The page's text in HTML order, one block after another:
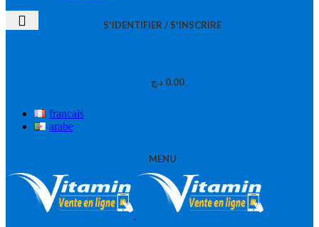
S'IDENTIFIER / S'INSCRIRE
0.00 د.ج
francais
arabe
MENU